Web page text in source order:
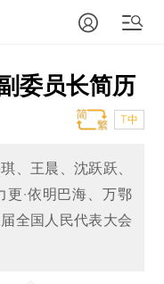
委员长简历
T中
、王晨、沈跃跃、
·依明巴海、万鄂
全国人民代表大会